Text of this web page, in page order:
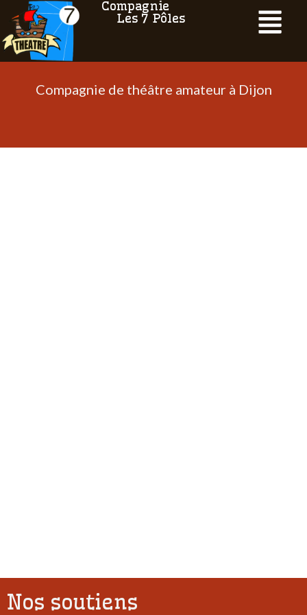
Compagnie
Les 7 Pôles
Compagnie de théâtre amateur à Dijon
Nos soutiens